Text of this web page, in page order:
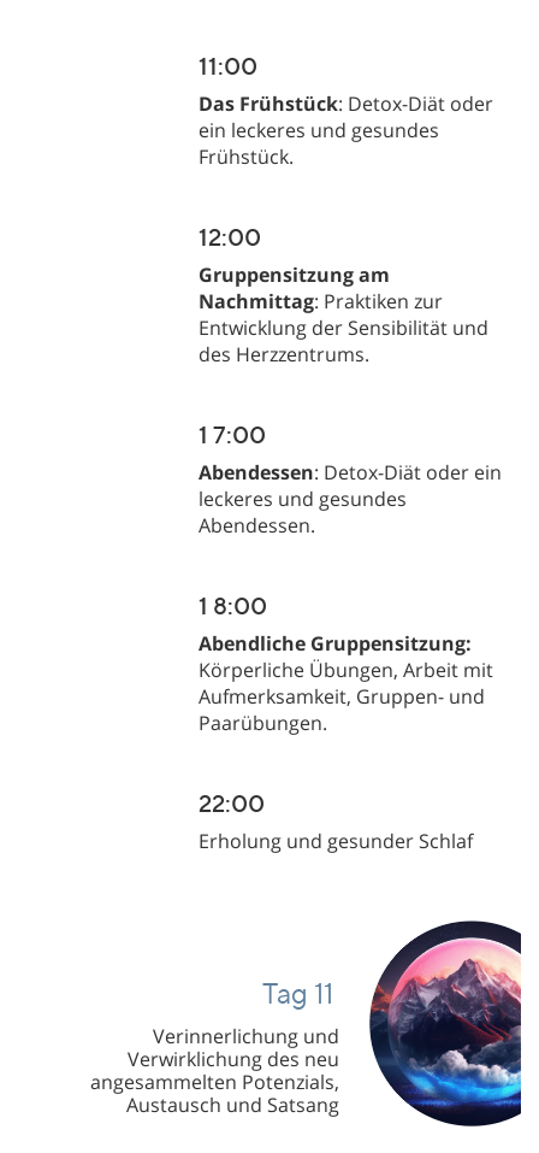
11:00
Das Frühstück: Detox-Diät oder
ein leckeres und gesundes
Frühstück.
12:00
Gruppensitzung am
Nachmittag: Praktiken zur
Entwicklung der Sensibilität und
des Herzzentrums.
1 7:00
Abendessen: Detox-Diät oder ein
leckeres und gesundes
Abendessen.
1 8:00
Abendliche Gruppensitzung:
Körperliche Übungen, Arbeit mit
Aufmerksamkeit, Gruppen- und
Paarübungen.
22:00
Erholung und gesunder Schlaf
Tag 11
Verinnerlichung und
Verwirklichung des neu
angesammelten Potenzials,
Austausch und Satsang
11:00
Das Frühstück: Detox-Diät oder
ein leckeres und gesundes
Frühstück.
12:00
Gruppensitzung am
Nachmittag: Praktiken zur
Entwicklung der Sensibilität und
des Herzzentrums.
1 7:00
Abendessen: Detox-Diät oder ein
leckeres und gesundes
Abendessen.
1 8:00
Abendliche Gruppensitzung:
Körperliche Übungen, Arbeit mit
Aufmerksamkeit, Gruppen- und
Paarübungen.
22:00
Erholung und gesunder Schlaf
Tag 5
Verinnerlichung und
Verwirklichung des neu
angesammelten Potenzials,
Austausch und Satsang
Tag 4
Morgen-meditation &